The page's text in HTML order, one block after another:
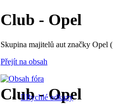
Club - Opel
Skupina majitelů aut značky Opel
Přejít na obsah
Club - Opel
Rychlé odkazy